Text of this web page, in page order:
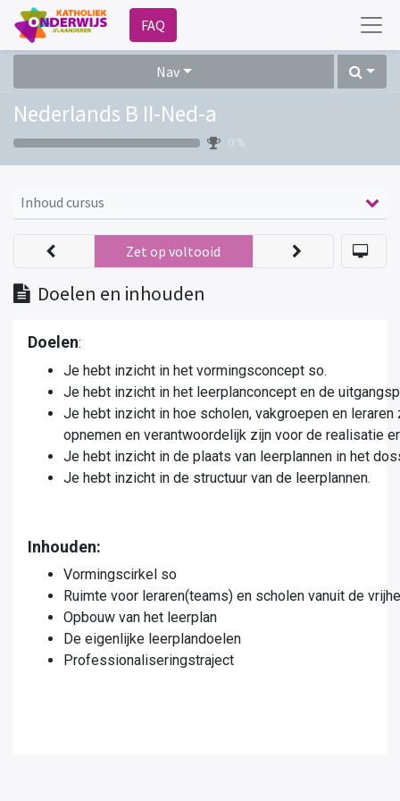
FAQ
Nav
Nederlands B II-Ned-a
0 %
Inhoud cursus
Doelen en inhouden
Zet op voltooid
Doelen:
Je hebt inzicht in het vormingsconcept so.
Je hebt inzicht in het leerplanconcept en de
Je hebt inzicht in hoe scholen, vakgroepen en
opnemen en verantwoordelijk zijn voor de realisatie
Je hebt inzicht in de plaats van leerplannen in het
Je hebt inzicht in de structuur van de leerplannen.
Inhouden:
Vormingscirkel so
Ruimte voor leraren(teams) en scholen vanuit de
Opbouw van het leerplan
De eigenlijke leerplandoelen
Professionaliseringstraject